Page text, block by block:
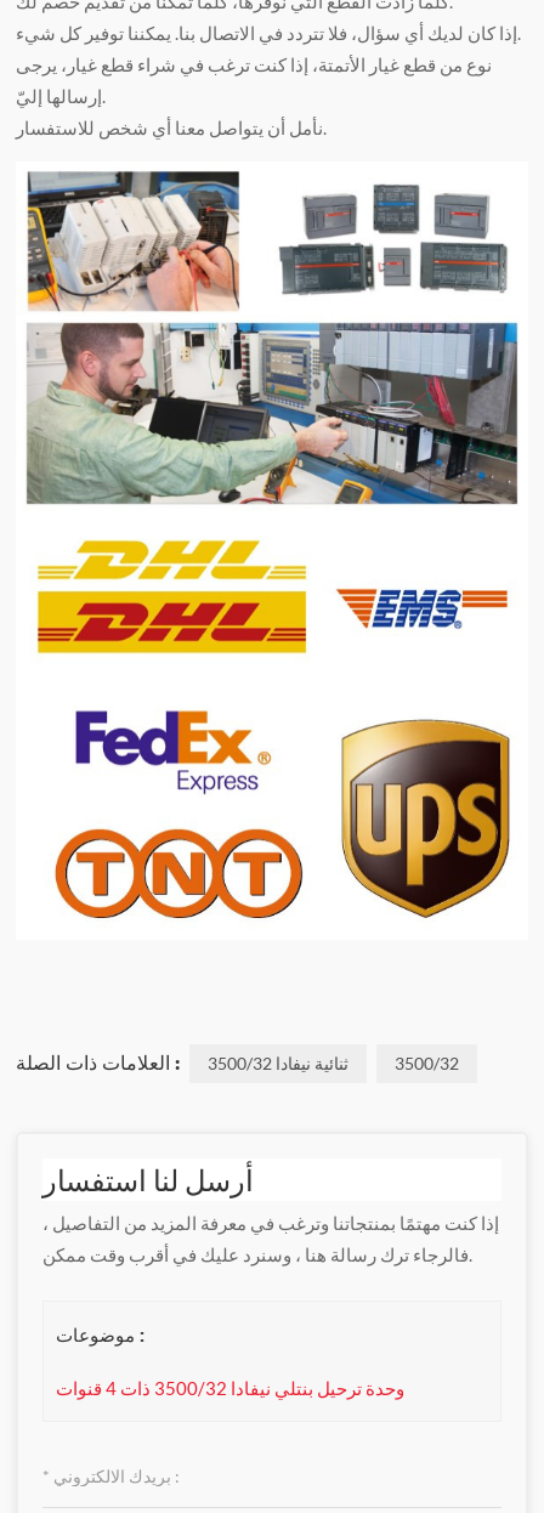
إذا كان لديك أي سؤال، فلا تتردد في الاتصال بنا. يمكننا توفير كل شيء.
نوع من قطع غيار الأتمتة، إذا كنت ترغب في شراء قطع غيار، يرجى
إرسالها إليّ.
نأمل أن يتواصل معنا أي شخص للاستفسار.
العلامات ذات الصلة : ثنائية نيفادا 3500/32 3500/32
أرسل لنا استفسار
إذا كنت مهتمًا بمنتجاتنا وترغب في معرفة المزيد من التفاصيل ،
فالرجاء ترك رسالة هنا ، وسنرد عليك في أقرب وقت ممكن.
موضوعات :
وحدة ترحيل بنتلي نيفادا 3500/32 ذات 4 قنوات